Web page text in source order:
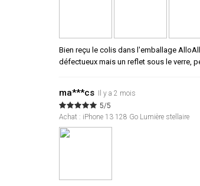
Bien reçu le colis dans l'emballage
défectueux mais un reflet sous le verre,
ma***cs Il y a 2 mois
5/5
Achat : iPhone 13 128 Go Lumière stellaire